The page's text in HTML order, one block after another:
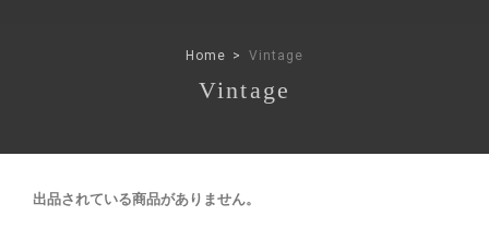
Home Vintage
Vintage
出品されている商品がありません。